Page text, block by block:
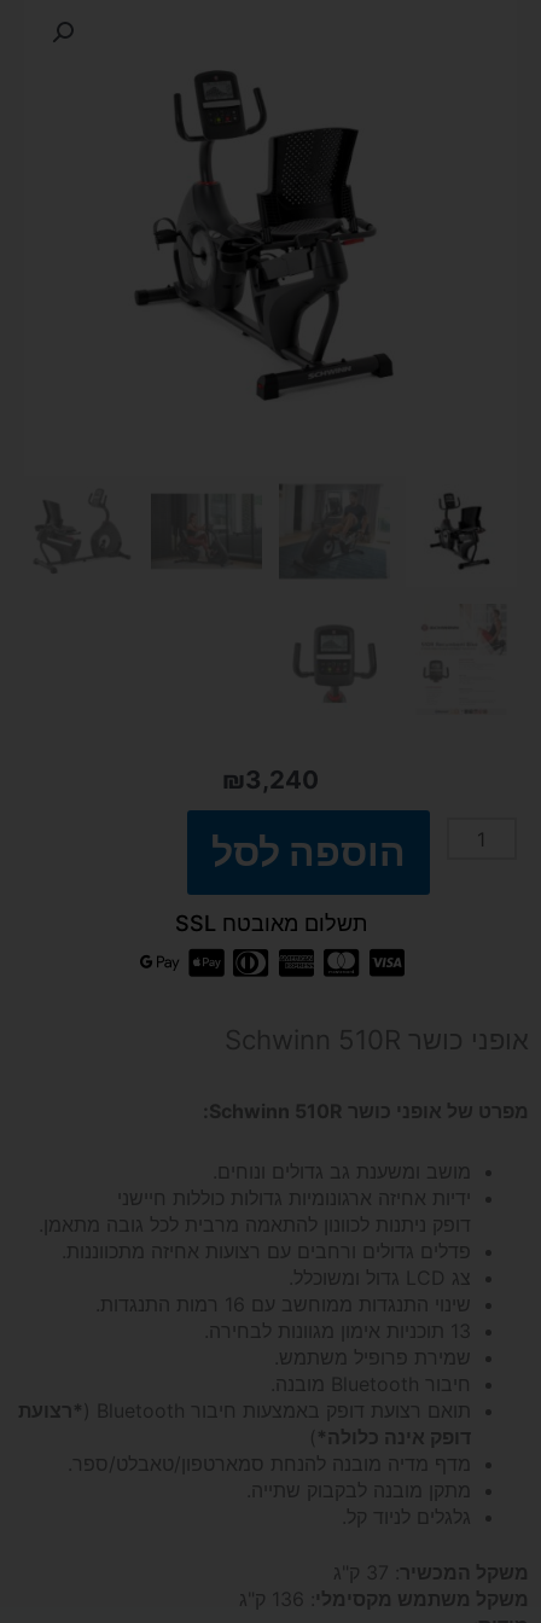
₪3,240
כמות
רמות
התנגדות
הוספה לסל
תשלום מאובטח SSL
אופני כושר Schwinn 510R
מפרט של אופני כושר Schwinn 510R:
מושב ומשענת גב גדולים ונוחים.
ידיות אחיזה ארגונומיות גדולות כוללות חיישני
דופק ניתנות לכוונון להתאמה מרבית לכל גובה מתאמן.
פדלים גדולים ורחבים עם רצועות אחיזה מתכווננות.
צג LCD גדול ומשוכלל.
שינוי התנגדות ממוחשב עם 16 רמות התנגדות.
13 תוכניות אימון מגוונות לבחירה.
שמירת פרופיל משתמש.
חיבור Bluetooth מובנה.
תואם רצועת דופק באמצעות חיבור Bluetooth (
*רצועת
דופק אינה כלולה* )
מדף מדיה מובנה להנחת סמארטפון/טאבלט/ספר.
מתקן מובנה לבקבוק שתייה.
גלגלים לניוד קל.
משקל המכשיר: 37 ק"ג
משקל משתמש מקסימלי: 136 ק"ג